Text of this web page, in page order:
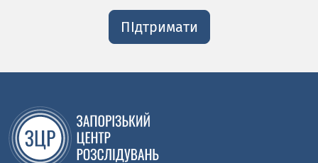
ПІдтримати